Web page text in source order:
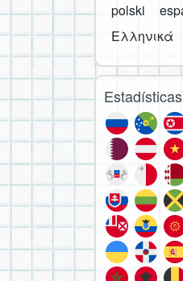
polski
Ελληνικά